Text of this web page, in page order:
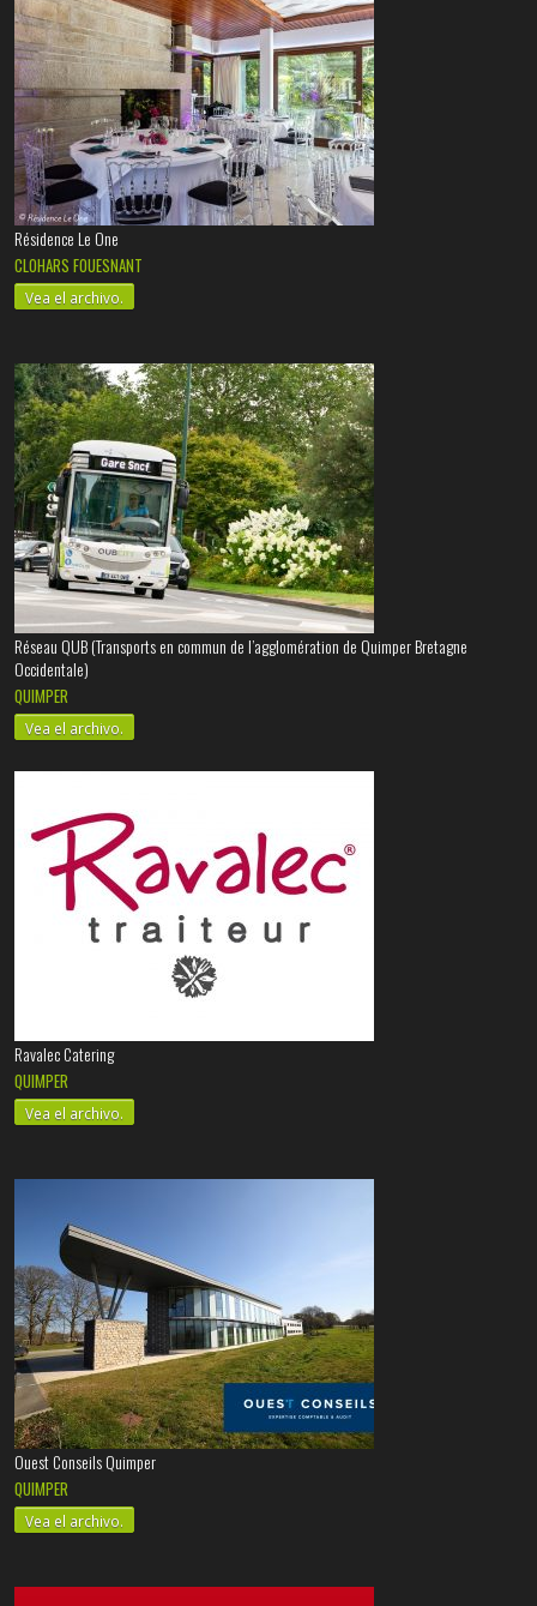
Résidence Le One
CLOHARS FOUESNANT
Vea el archivo.
Réseau QUB (Transports en commun de l’agglomération de Quimper Bretagne
Occidentale)
QUIMPER
Vea el archivo.
Ravalec Catering
QUIMPER
Vea el archivo.
Ouest Conseils Quimper
QUIMPER
Vea el archivo.